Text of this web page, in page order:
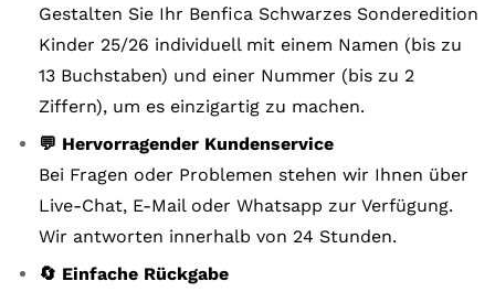
Gestalten Sie Ihr Benfica Schwarzes Sonderedition
Kinder 25/26 individuell mit einem Namen (bis zu
13 Buchstaben) und einer Nummer (bis zu 2
Ziffern), um es einzigartig zu machen.
💬 Hervorragender Kundenservice
Bei Fragen oder Problemen stehen wir Ihnen über
Live-Chat, E-Mail oder Whatsapp zur Verfügung.
Wir antworten innerhalb von 24 Stunden.
🔄 Einfache Rückgabe